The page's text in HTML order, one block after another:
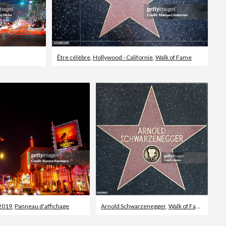
Être célèbre Hollywood - Californie Walk of Fame
,Panneau d'affichage Arnold Schwarzenegger, Walk of Fame